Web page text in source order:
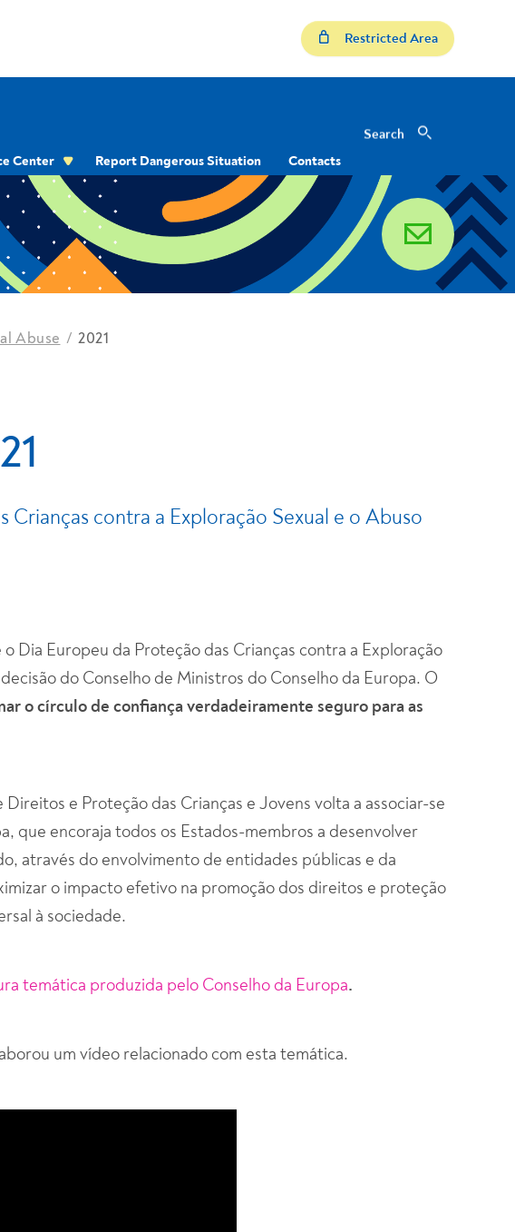
Restricted Area
Center Report Dangerous Situation Contacts
Search
email
Abuse 2021
Crianças contra a Exploração Sexual e o Abuso
Dia Europeu da Proteção das Crianças contra a Exploração
do Conselho de Ministros do Conselho da Europa. O
o círculo de confiança verdadeiramente seguro para as
e Proteção das Crianças e Jovens volta a associar-se
que encoraja todos os Estados-membros a desenvolver
através do envolvimento de entidades públicas e da
o impacto efetivo na promoção dos direitos e proteção
à sociedade.
temática produzida pelo Conselho da Europa.
um vídeo relacionado com esta temática.